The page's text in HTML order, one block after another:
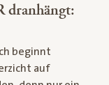
dranhängt:
beginnt
auf